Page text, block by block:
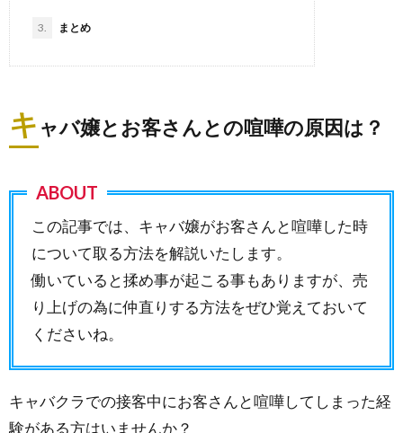
3. まとめ
キ ャバ嬢とお客さんとの喧嘩の原因は？
この記事では、キャバ嬢がお客さんと喧嘩した時
について取る方法を解説いたします。
働いていると揉め事が起こる事もありますが、売
り上げの為に仲直りする方法をぜひ覚えておいて
くださいね。
キャバクラでの接客中にお客さんと喧嘩してしまった経
験がある方はいませんか？